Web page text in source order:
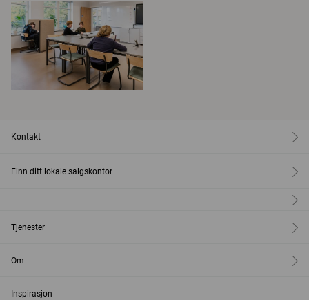
Kontakt
Finn ditt lokale salgskontor
Tjenester
Om
Inspirasjon